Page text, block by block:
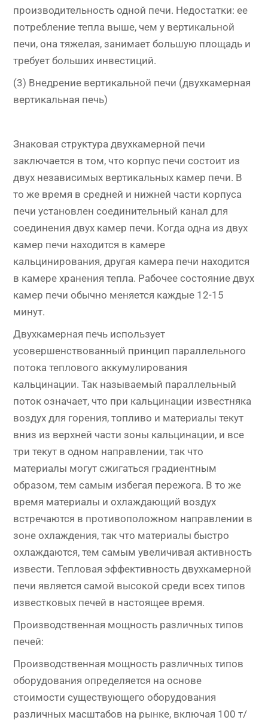
производительность одной печи. Недостатки: ее
потребление тепла выше, чем у вертикальной
печи, она тяжелая, занимает большую площадь и
требует больших инвестиций.
(3) Внедрение вертикальной печи (двухкамерная
вертикальная печь)
Знаковая структура двухкамерной печи
заключается в том, что корпус печи состоит из
двух независимых вертикальных камер печи. В
то же время в средней и нижней части корпуса
печи установлен соединительный канал для
соединения двух камер печи. Когда одна из двух
камер печи находится в камере
кальцинирования, другая камера печи находится
в камере хранения тепла. Рабочее состояние двух
камер печи обычно меняется каждые 12-15
минут.
Двухкамерная печь использует
усовершенствованный принцип параллельного
потока теплового аккумулирования
кальцинации. Так называемый параллельный
поток означает, что при кальцинации известняка
воздух для горения, топливо и материалы текут
вниз из верхней части зоны кальцинации, и все
три текут в одном направлении, так что
материалы могут сжигаться градиентным
образом, тем самым избегая пережога. В то же
время материалы и охлаждающий воздух
встречаются в противоположном направлении в
зоне охлаждения, так что материалы быстро
охлаждаются, тем самым увеличивая активность
извести. Тепловая эффективность двухкамерной
печи является самой высокой среди всех типов
известковых печей в настоящее время.
Производственная мощность различных типов
печей:
Производственная мощность различных типов
оборудования определяется на основе
стоимости существующего оборудования
различных масштабов на рынке, включая 100 т/